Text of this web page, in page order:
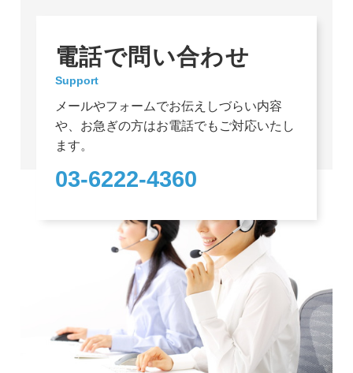
電話で問い合わせ
Support
メールやフォームでお伝えしづらい内容
や、お急ぎの方はお電話でもご対応いたし
ます。
03-6222-4360